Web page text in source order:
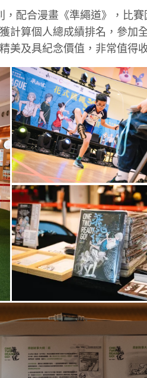
，配合漫畫《準繩道》，比
計算個人總成績排名，參加
美及具紀念價值，非常值得